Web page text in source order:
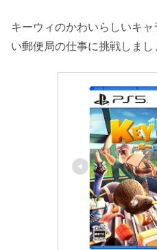
キーウィのかわいらしいキ
い郵便局の仕事に挑戦しまし